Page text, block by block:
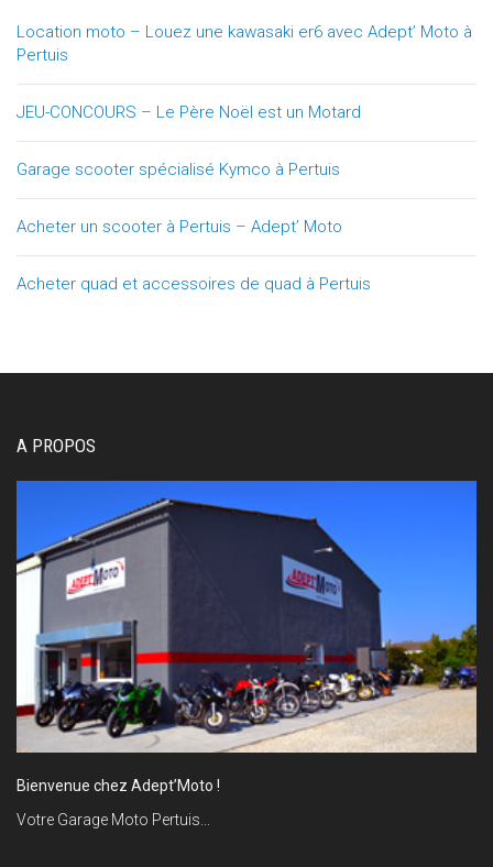
Location moto – Louez une kawasaki er6 avec Adept’ Moto à
Pertuis
JEU-CONCOURS – Le Père Noël est un Motard
Garage scooter spécialisé Kymco à Pertuis
Acheter un scooter à Pertuis – Adept’ Moto
Acheter quad et accessoires de quad à Pertuis
A PROPOS
Bienvenue chez Adept’Moto !
Votre Garage Moto Pertuis...